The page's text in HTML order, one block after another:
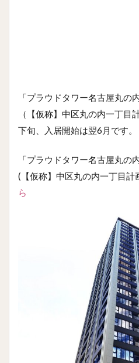
「プラウドタワー名古屋丸の
（【仮称】中区丸の内一丁目
下旬、入居開始は翌6月です。
「プラウドタワー名古屋丸の
(【仮称】中区丸の内一丁目計
ら